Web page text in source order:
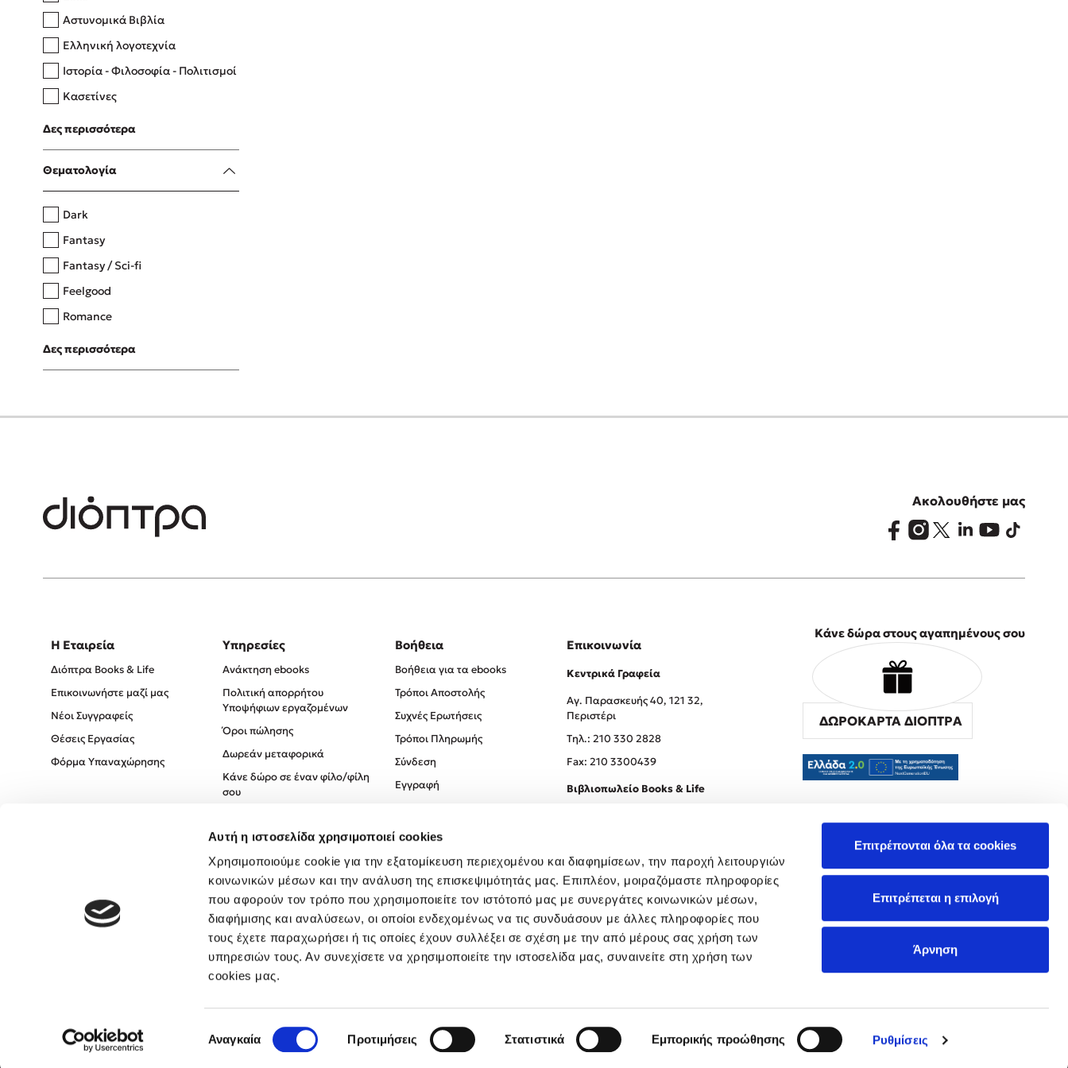
Αυτή η ιστοσελίδα χρησιμοποιεί cookies
Χρησιμοποιούμε cookie για την εξατομίκευση περιεχομένου και διαφημίσεων, την παροχή λειτουργιών
κοινωνικών μέσων και την ανάλυση της επισκεψιμότητάς μας. Επιπλέον, μοιραζόμαστε πληροφορίες
που αφορούν τον τρόπο που χρησιμοποιείτε τον ιστότοπό μας με συνεργάτες κοινωνικών μέσων,
διαφήμισης και αναλύσεων, οι οποίοι ενδεχομένως να τις συνδυάσουν με άλλες πληροφορίες που
τους έχετε παραχωρήσει ή τις οποίες έχουν συλλέξει σε σχέση με την από μέρους σας χρήση των
υπηρεσιών τους. Αν συνεχίσετε να χρησιμοποιείτε την ιστοσελίδα μας, συναινείτε στη χρήση των
cookies μας.
συγκατάθεσης
Αναγκαία Προτιμήσεις Στατιστικά Εμπορικής προώθησης Ρυθμίσεις
Επιτρέπονται όλα τα cookies
Επιτρέπεται η επιλογή
Άρνηση
Δανάη Δεληγεώργη
Πάνω, κάτω, μπροστά, πίσω
Η μέθοδος Αφήστε τους
Αστυνομικά Βιβλία
Ελληνική λογοτεχνία
Ιστορία - Φιλοσοφία - Πολιτισμοί
Κασετίνες
Λευκώματα - Έγχρωμοι οδηγοί
Μαγειρική
Δες περισσότερα
Θεματολογία
Dark
Fantasy
Fantasy / Sci-fi
Feelgood
Romance
Upmarket
Young Adult
Δες περισσότερα
Ακολουθήστε μας
Η Εταιρεία
Διόπτρα Books & Life
Επικοινωνήστε μαζί μας
Νέοι Συγγραφείς
Θέσεις Εργασίας
Φόρμα Υπαναχώρησης
Υπηρεσίες
Ανάκτηση ebooks
Πολιτική απορρήτου
Υποψήφιων εργαζομένων
Όροι πώλησης
Δωρεάν μεταφορικά
Κάνε δώρο σε έναν φίλο/φίλη
σου
Πολιτική Απορρήτου
Όροι χρήσης
Βοήθεια
Βοήθεια για τα ebooks
Τρόποι Αποστολής
Συχνές Ερωτήσεις
Τρόποι Πληρωμής
Σύνδεση
Εγγραφή
Επικοινωνία
Κεντρικά Γραφεία
Αγ. Παρασκευής 40, 121 32,
Περιστέρι
Tηλ.: 210 330 2828
Fax: 210 3300439
Βιβλιοπωλείο Books & Life
Κάνε δώρα στους αγαπημένους σου
ΔΩΡΟΚΑΡΤΑ ΔΙΟΠΤΡΑ
Created by Powered by